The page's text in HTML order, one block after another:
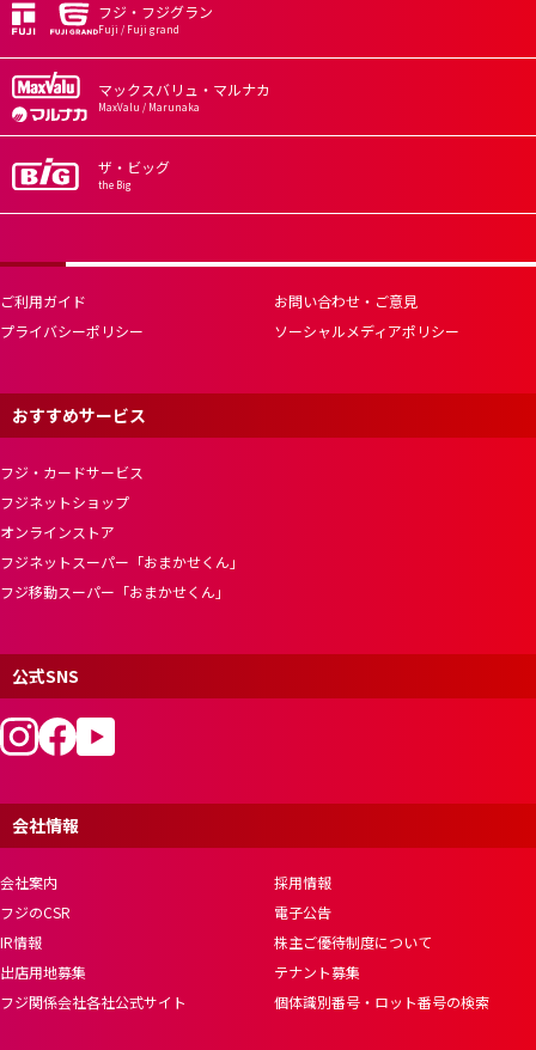
フジ・フジグラン
Fuji / Fuji grand
マックスバリュ・マルナカ
MaxValu / Marunaka
ザ・ビッグ
the Big
ご利用ガイド
お問い合わせ・ご意見
プライバシーポリシー
ソーシャルメディアポリシー
おすすめサービス
フジ・カードサービス
フジネットショップ
オンラインストア
フジネットスーパー「おまかせくん」
フジ移動スーパー「おまかせくん」
公式SNS
会社情報
会社案内
採用情報
フジのCSR
電子公告
IR情報
株主ご優待制度について
出店用地募集
テナント募集
フジ関係会社各社公式サイト
個体識別番号・ロット番号の検索